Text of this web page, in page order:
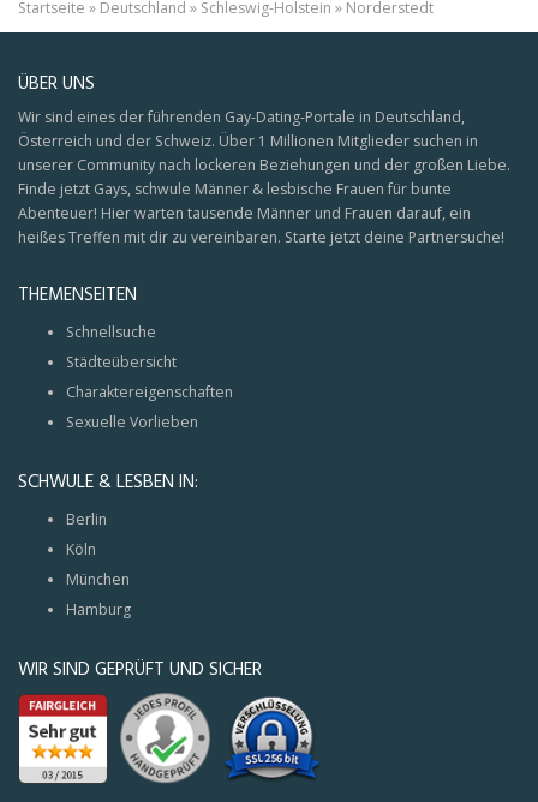
Startseite » Deutschland » Schleswig-Holstein » Norderstedt
ÜBER UNS
Wir sind eines der führenden Gay-Dating-Portale in Deutschland,
Österreich und der Schweiz. Über 1 Millionen Mitglieder suchen in
unserer Community nach lockeren Beziehungen und der großen Liebe.
Finde jetzt Gays, schwule Männer & lesbische Frauen für bunte
Abenteuer! Hier warten tausende Männer und Frauen darauf, ein
heißes Treffen mit dir zu vereinbaren. Starte jetzt deine Partnersuche!
THEMENSEITEN
Schnellsuche
Städteübersicht
Charaktereigenschaften
Sexuelle Vorlieben
SCHWULE & LESBEN IN:
Berlin
Köln
München
Hamburg
WIR SIND GEPRÜFT UND SICHER